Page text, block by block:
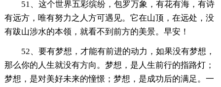
51、这个世界五彩缤纷，包罗万象，有花有海，有诗
有远方，唯有努力之人方可遇见。它在山顶，在远处，没
有跋山涉水的本领，就看不到前方的美景。早安！
52、要有梦想，才能有前进的动力，如果没有梦想，
那么你的人生就没有方向。梦想，是人生前行的指路灯；
梦想，是对美好未来的憧憬；梦想，是成功后的满足。一